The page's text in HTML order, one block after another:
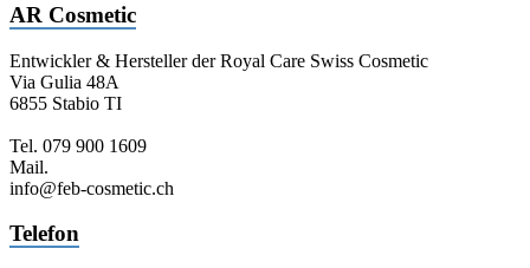
AR Cosmetic
Entwickler & Hersteller der Royal Care Swiss Cosmetic
Via Gulia 48A
6855 Stabio TI
Tel. 079 900 1609
Mail.
info@feb-cosmetic.ch
Telefon